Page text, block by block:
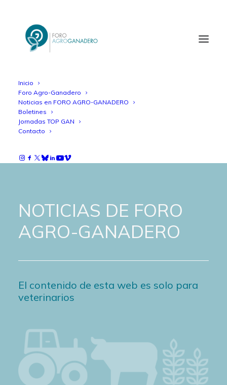
Inicio
Foro Agro-Ganadero
Noticias en FORO AGRO-GANADERO
Boletines
Jornadas TOP GAN
Contacto
NOTICIAS DE FORO
AGRO-GANADERO
El contenido de esta web es solo para
veterinarios